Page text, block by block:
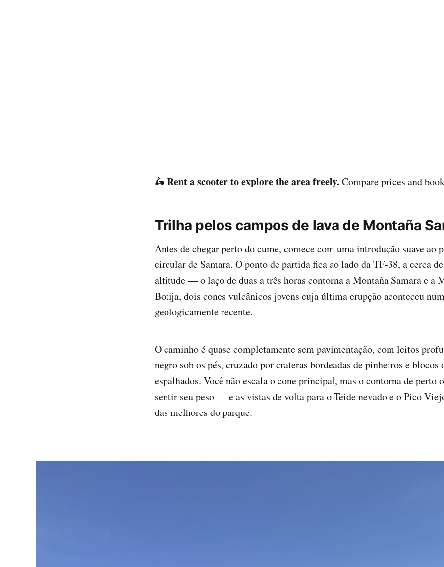
🛵 Rent a scooter to explore the area freely. Compare prices and
Trilha pelos campos de lava de Montaña
Antes de chegar perto do cume, comece com uma introdução suave ao
circular de Samara. O ponto de partida fica ao lado da TF-38, a cerca
altitude — o laço de duas a três horas contorna a Montaña Samara e a
Botija, dois cones vulcânicos jovens cuja última erupção aconteceu
geologicamente recente.
O caminho é quase completamente sem pavimentação, com leitos
negro sob os pés, cruzado por crateras bordeadas de pinheiros e blocos
espalhados. Você não escala o cone principal, mas o contorna de perto
sentir seu peso — e as vistas de volta para o Teide nevado e o Pico
das melhores do parque.